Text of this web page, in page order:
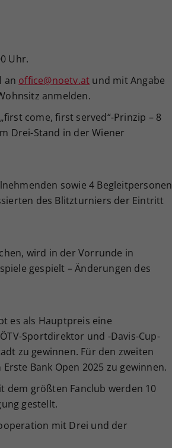
Uhr.
an office@noetv.at und mit Angabe
anmelden.
come, first served“-Prinzip – 8
Drei-Stand in der Wiener
sowie 4 Begleitpersonen
des Blitzturniers der Eintritt
wird in der Vorrunde in
gespielt – Änderungen des
es als Hauptpreis eine
Sportdirektor und -Davis-Cup-
zu gewinnen. Für den zweiten
Bank Open 2025 zu gewinnen.
dem größten Fanclub werden 10
gestellt.
mit Drei und der